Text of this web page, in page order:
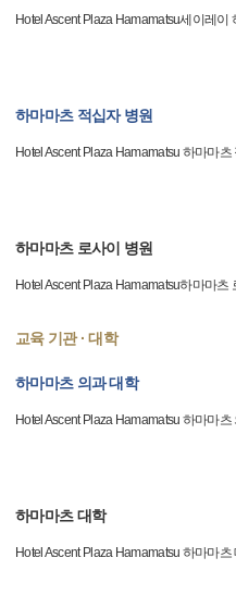
Hotel Ascent Plaza Hamamatsu세이레이
하마마츠 적십자 병원
Hotel Ascent Plaza Hamamatsu 하마마
하마마츠 로사이 병원
Hotel Ascent Plaza Hamamatsu하마마츠
교육 기관 · 대학
하마마츠 의과 대학
Hotel Ascent Plaza Hamamatsu 하마마
하마마츠 대학
Hotel Ascent Plaza Hamamatsu 하마마